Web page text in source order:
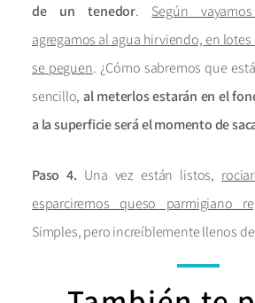
de un tenedor. Según
agregamos al agua hirviendo, en lotes
se peguen. ¿Cómo sabremos que
sencillo, al meterlos estarán en el
a la superficie será el momento de
Paso 4. Una vez están listos,
esparciremos queso parmigiano
Simples, pero increíblemente llenos